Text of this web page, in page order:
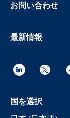
お問い合わせ
最新情報
国を選択